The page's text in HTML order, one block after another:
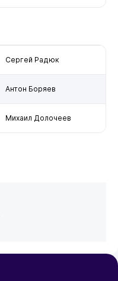
Сергей Радюк
Антон Боряев
Михаил Долочеев